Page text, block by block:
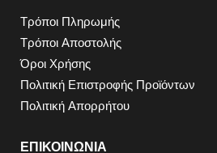
Τρόποι Πληρωμής
Τρόποι Αποστολής
Όροι Χρήσης
Πολιτική Επιστροφής Προϊόντων
Πολιτική Απορρήτου
ΕΠΙΚΟΙΝΩΝΙΑ